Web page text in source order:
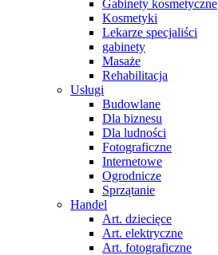
Gabinety kosmetyczne
Kosmetyki
Lekarze specjaliści
gabinety
Masaże
Rehabilitacja
Usługi
Budowlane
Dla biznesu
Dla ludności
Fotograficzne
Internetowe
Ogrodnicze
Sprzątanie
Handel
Art. dziecięce
Art. elektryczne
Art. fotograficzne